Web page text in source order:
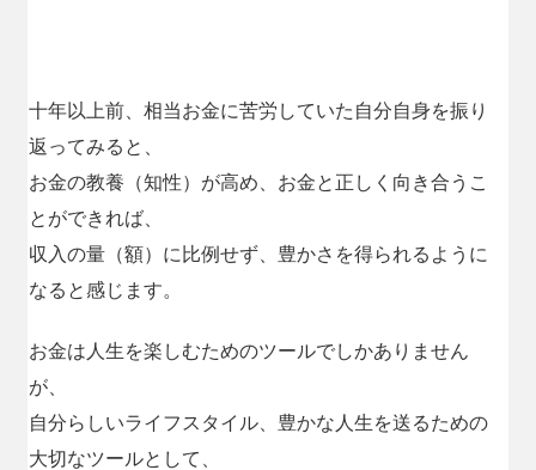
十年以上前、相当お金に苦労していた自分自身を振り
返ってみると、
お金の教養（知性）が高め、お金と正しく向き合うこ
とができれば、
収入の量（額）に比例せず、豊かさを得られるように
なると感じます。
お金は人生を楽しむためのツールでしかありません
が、
自分らしいライフスタイル、豊かな人生を送るための
大切なツールとして、